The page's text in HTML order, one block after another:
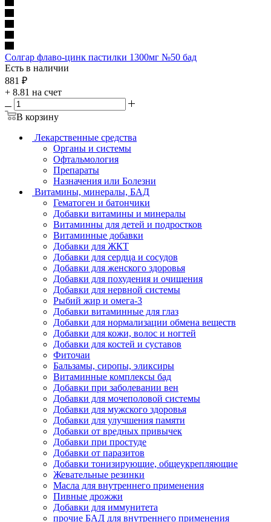
Солгар флаво-цинк пастилки 1300мг №50 бад
Есть в наличии
881 ₽
+ 8.81 на счет
В корзину
Лекарственные средства
Органы и системы
Офтальмология
Препараты
Назначения или Болезни
Витамины, минералы, БАД
Гематоген и батончики
Добавки витамины и минералы
Витаминны для детей и подростков
Витаминные добавки
Добавки для ЖКТ
Добавки для сердца и сосудов
Добавки для женского здоровья
Добавки для похудения и очищения
Добавки для нервной системы
Рыбий жир и омега-3
Добавки витаминные для глаз
Добавки для нормализации обмена веществ
Добавки для кожи, волос и ногтей
Добавки для костей и суставов
Фиточаи
Бальзамы, сиропы, эликсиры
Витаминные комплексы бад
Добавки при заболевании вен
Добавки для мочеполовой системы
Добавки для мужского здоровья
Добавки для улучшения памяти
Добавки от вредных привычек
Добавки при простуде
Добавки от паразитов
Добавки тонизирующие, общеукрепляющие
Жевательные резинки
Масла для внутреннего применения
Пивные дрожжи
Добавки для иммунитета
прочие БАД для внутреннего применения